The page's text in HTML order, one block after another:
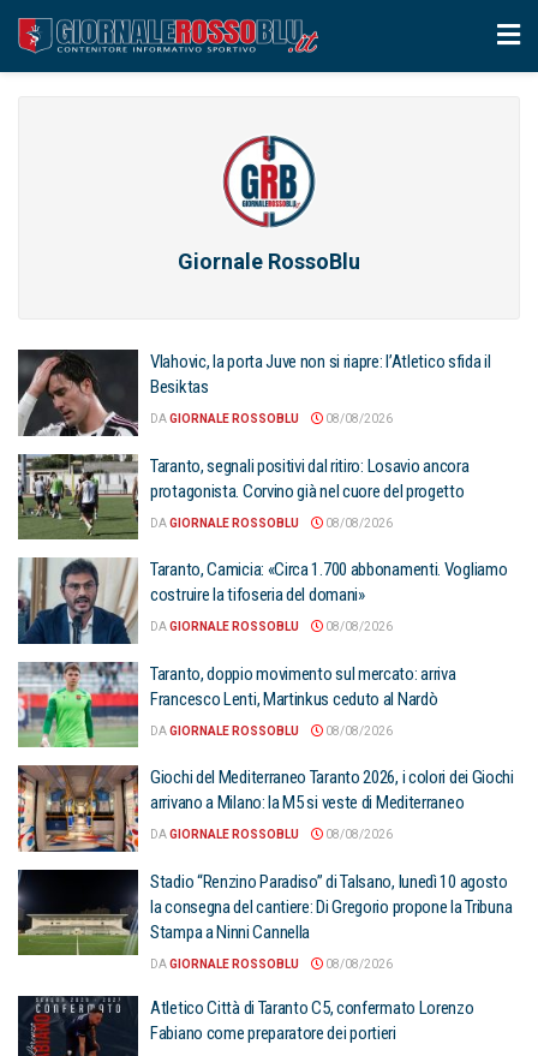
Giornale RossoBlu
Vlahovic, la porta Juve non si riapre: l’Atletico sfida il
Besiktas
DAGIORNALE ROSSOBLU 08/08/2026
Taranto, segnali positivi dal ritiro: Losavio ancora
protagonista. Corvino già nel cuore del progetto
DAGIORNALE ROSSOBLU 08/08/2026
Taranto, Camicia: «Circa 1.700 abbonamenti. Vogliamo
costruire la tifoseria del domani»
DAGIORNALE ROSSOBLU 08/08/2026
Taranto, doppio movimento sul mercato: arriva
Francesco Lenti, Martinkus ceduto al Nardò
DAGIORNALE ROSSOBLU 08/08/2026
Giochi del Mediterraneo Taranto 2026, i colori dei Giochi
arrivano a Milano: la M5 si veste di Mediterraneo
DAGIORNALE ROSSOBLU 08/08/2026
Stadio “Renzino Paradiso” di Talsano, lunedì 10 agosto
la consegna del cantiere: Di Gregorio propone la Tribuna
Stampa a Ninni Cannella
DAGIORNALE ROSSOBLU 08/08/2026
Atletico Città di Taranto C5, confermato Lorenzo
Fabiano come preparatore dei portieri